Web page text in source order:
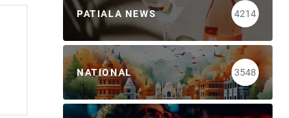
PATIALA NEWS 4214
NATIONAL 3548